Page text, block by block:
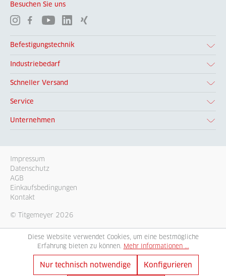
Besuchen Sie uns
Befestigungstechnik
Industriebedarf
Schneller Versand
Service
Unternehmen
Impressum
Datenschutz
AGB
Einkaufsbedingungen
Kontakt
© Titgemeyer 2026
Diese Website verwendet Cookies, um eine bestmögliche
Erfahrung bieten zu können. Mehr Informationen ...
Nur technisch notwendige Konfigurieren